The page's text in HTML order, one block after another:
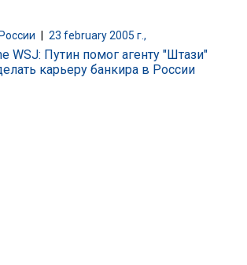
23 february 2005 г.,
WSJ: Путин помог агенту "Штази"
карьеру банкира в России